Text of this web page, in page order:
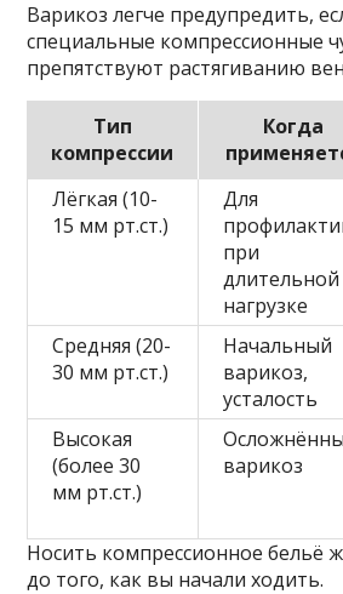
Варикоз легче предупредить,
специальные компрессионные
препятствуют растягиванию
Тип
компрессии
Когда
Лёгкая (10-
15 мм рт.ст.)
Для
при
длительной
нагрузке
Средняя (20-
30 мм рт.ст.)
Начальный
варикоз,
усталость
Высокая
(более 30
мм рт.ст.)
варикоз
Носить компрессионное бельё
до того, как вы начали ходить.